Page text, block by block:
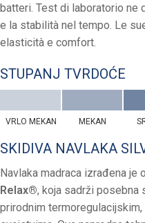
batteri. Test di laboratorio ne
e la stabilità nel tempo. Le
elasticità e comfort.
STUPANJ TVRDOĆE
VRLO MEKAN MEKAN
SKIDIVA NAVLAKA
Navlaka madraca izrađena je
Relax®, koja sadrži posebna
prirodnim